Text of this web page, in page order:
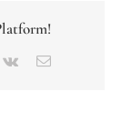
Vk
Correo